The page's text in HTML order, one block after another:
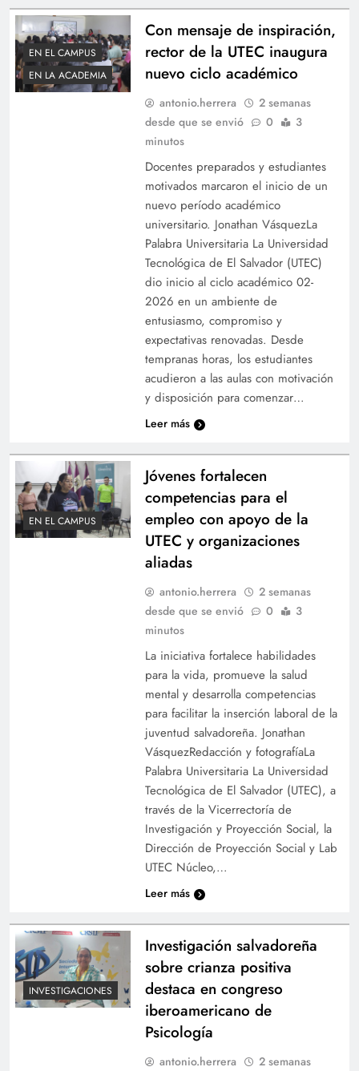
UTEC refuerza su compromiso con la
seguridad laboral con entrega de botiquines
UTEC lanza el podcast “VOZ UTEC”, un espacio
para conocer las nuevas carreras 2026
Clases del ciclo 01-2026 iniciarán el jueves 22
de enero en la UTEC
UTEC participa en jornada de limpieza en el
EN EL CAMPUS
EN LA ACADEMIA
Con mensaje de inspiración,
rector de la UTEC inaugura
nuevo ciclo académico
antonio.herrera
2 semanas
desde que se envió
0
3
minutos
Docentes preparados y estudiantes
motivados marcaron el inicio de un
nuevo período académico
universitario. Jonathan VásquezLa
Palabra Universitaria La Universidad
Tecnológica de El Salvador (UTEC)
dio inicio al ciclo académico 02-
2026 en un ambiente de
entusiasmo, compromiso y
expectativas renovadas. Desde
tempranas horas, los estudiantes
acudieron a las aulas con motivación
y disposición para comenzar…
Leer más
EN EL CAMPUS
Jóvenes fortalecen
competencias para el
empleo con apoyo de la
UTEC y organizaciones
aliadas
antonio.herrera
2 semanas
desde que se envió
0
3
minutos
La iniciativa fortalece habilidades
para la vida, promueve la salud
mental y desarrolla competencias
para facilitar la inserción laboral de la
juventud salvadoreña. Jonathan
VásquezRedacción y fotografíaLa
Palabra Universitaria La Universidad
Tecnológica de El Salvador (UTEC), a
través de la Vicerrectoría de
Investigación y Proyección Social, la
Dirección de Proyección Social y Lab
UTEC Núcleo,…
Leer más
INVESTIGACIONES
Investigación salvadoreña
sobre crianza positiva
destaca en congreso
iberoamericano de
Psicología
antonio.herrera
2 semanas